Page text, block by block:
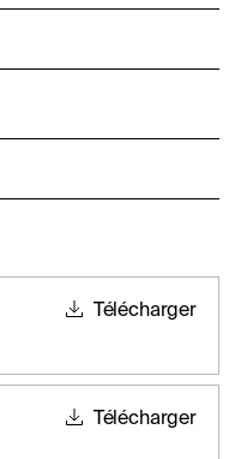
Télécharger
Télécharger